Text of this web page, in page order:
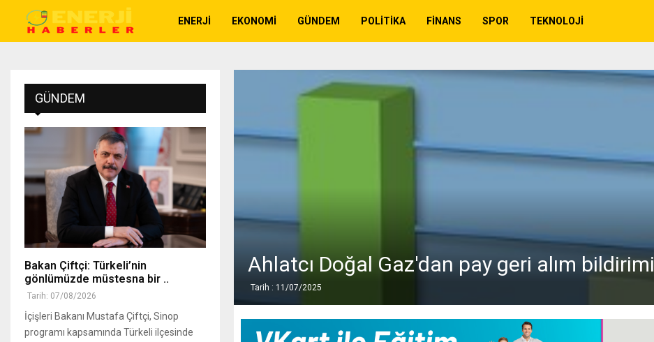
ENERJI EKONOMI GÜNDEM POLITIKA FINANS SPOR TEKNOLOJI
Ahlatcı Doğal Gaz'dan pay geri alım bildirimi
Tarih : 11/07/2025
GÜNDEM
Bakan Çiftçi: Türkeli’nin
gönlümüzde müstesna bir ..
Tarih: 07/08/2026
İçişleri Bakanı Mustafa Çiftçi, Sinop
programı kapsamında Türkeli ilçesinde